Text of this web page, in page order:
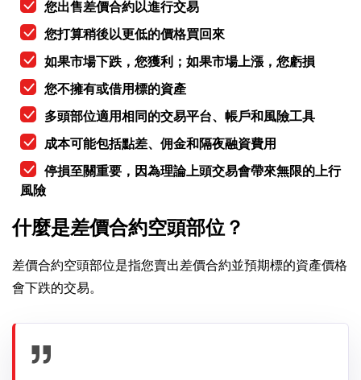
您出售差價合約以進行交易
您打算稍後以更低的價格買回來
如果市場下跌，您獲利；如果市場上漲，您虧損
您不擁有或借用標的資產
多頭部位適用相同的交易平台、帳戶和風險工具
成本可能包括點差、佣金和隔夜融資費用
停損至關重要，因為理論上頭交易會帶來無限的上行
風險
什麼是差價合約空頭部位？
差價合約空頭部位是指您賣出差價合約並預期標的資產價格
會下跌的交易。